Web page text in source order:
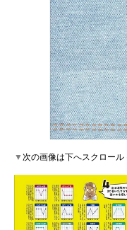
▼次の画像は下へスクロール